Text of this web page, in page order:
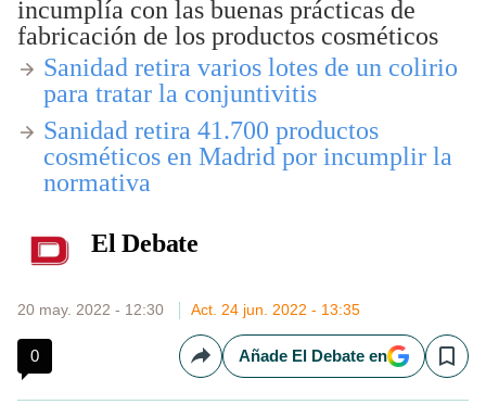
incumplía con las buenas prácticas de
fabricación de los productos cosméticos
Sanidad retira varios lotes de un colirio
para tratar la conjuntivitis
Sanidad retira 41.700 productos
cosméticos en Madrid por incumplir la
normativa
El Debate
20 may. 2022 - 12:30 Act. 24 jun. 2022 - 13:35
0 CompartirAñade El Debate en Save